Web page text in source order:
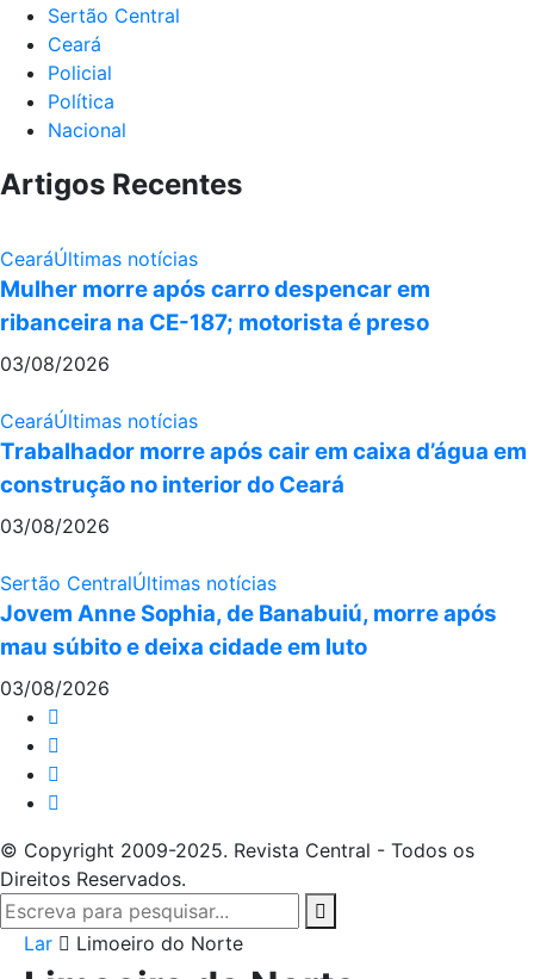
Sertão Central
Ceará
Policial
Política
Nacional
Artigos Recentes
CearáÚltimas notícias
Mulher morre após carro despencar em
ribanceira na CE-187; motorista é preso
03/08/2026
CearáÚltimas notícias
Trabalhador morre após cair em caixa d’água em
construção no interior do Ceará
03/08/2026
Sertão CentralÚltimas notícias
Jovem Anne Sophia, de Banabuiú, morre após
mau súbito e deixa cidade em luto
03/08/2026
© Copyright 2009-2025. Revista Central - Todos os
Direitos Reservados.
Lar Limoeiro do Norte